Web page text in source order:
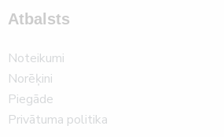
Atbalsts
Noteikumi
Norēķini
Piegāde
Privātuma politika